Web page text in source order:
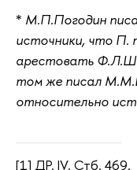
* М.П.Погодин
источники, что П.
арестовать
том же писал
относительно
[1] ДР. IV. Стб. 469.